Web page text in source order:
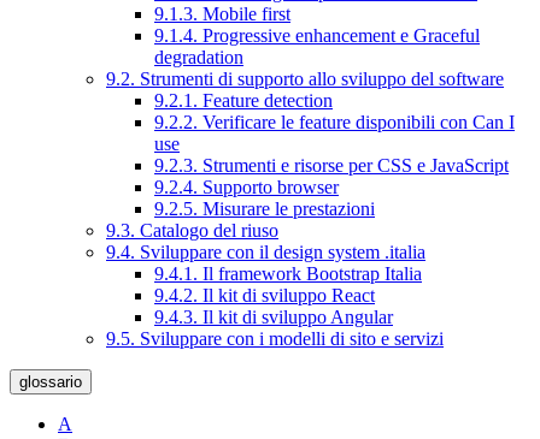
9.1.3. Mobile first
9.1.4. Progressive enhancement e Graceful
degradation
9.2. Strumenti di supporto allo sviluppo del software
9.2.1. Feature detection
9.2.2. Verificare le feature disponibili con Can I
use
9.2.3. Strumenti e risorse per CSS e JavaScript
9.2.4. Supporto browser
9.2.5. Misurare le prestazioni
9.3. Catalogo del riuso
9.4. Sviluppare con il design system .italia
9.4.1. Il framework Bootstrap Italia
9.4.2. Il kit di sviluppo React
9.4.3. Il kit di sviluppo Angular
9.5. Sviluppare con i modelli di sito e servizi
glossario
A